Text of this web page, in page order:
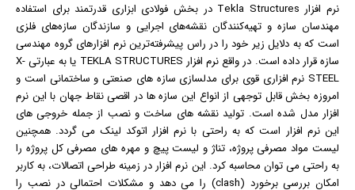
نرم افزار
Tekla Structures در بخش فولادی ابزاری قدرتمند برای استفاده
مهندسان سازه و تهیه‌كنندگان نقشه‌های اجرایی و سازندگان سازه‌های فلزی
است كه به دلایل زیر خود را در راس پیشرفته‌ترین نرم افزارهای گروه مهندسی
سازه قرار داده است. در واقع نرم افزار TEKLA STRUCTURES یا به عبارتی X-
STEEL نرم افزاری قوی برای مدلسازی سازه های صنعتی و ساختمانی است و
امروزه بخش قابل توجهی از انواع این سازه ها در اقصی نقاط جهان با این نرم
افزار مدل شده است. تولید نقشه های ساخت و نصب از جمله خروجی های
این نرم افزار است كه به راحتی با نرم افزار اتوكد لینک می گردد. همچنین
لیست مواد مصرفی پروژه، تناژ و لیست پیچ و مهره های مصرفی كل پروژه را
به راحتی می توان محاسبه كرد. این نرم افزار در زمینه طراحی اتصالات، به كاربر
امكان بررسی برخورد (clash) را می دهد و مشكلات احتمالی در نصب را